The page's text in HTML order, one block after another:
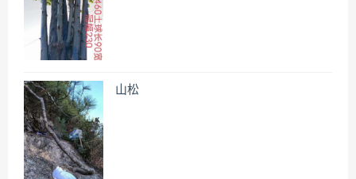
山松